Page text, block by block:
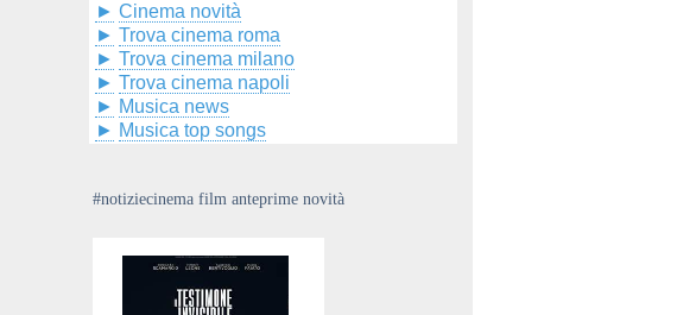
► Cinema novità
► Trova cinema roma
► Trova cinema milano
► Trova cinema napoli
► Musica news
► Musica top songs
#notiziecinema film anteprime novità